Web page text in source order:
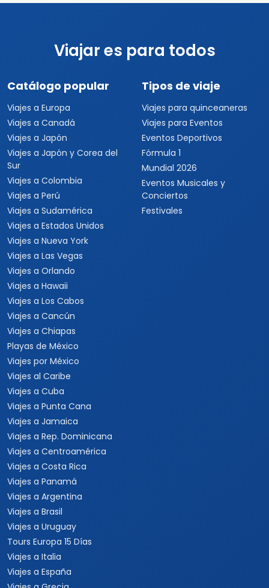
Viajar es para todos
Catálogo popular
Viajes a Europa
Viajes a Canadá
Viajes a Japón
Viajes a Japón y Corea del
Sur
Viajes a Colombia
Viajes a Perú
Viajes a Sudamérica
Viajes a Estados Unidos
Viajes a Nueva York
Viajes a Las Vegas
Viajes a Orlando
Viajes a Hawaii
Viajes a Los Cabos
Viajes a Cancún
Viajes a Chiapas
Playas de México
Viajes por México
Viajes al Caribe
Viajes a Cuba
Viajes a Punta Cana
Viajes a Jamaica
Viajes a Rep. Dominicana
Viajes a Centroamérica
Viajes a Costa Rica
Viajes a Panamá
Viajes a Argentina
Viajes a Brasil
Viajes a Uruguay
Tours Europa 15 Días
Viajes a Italia
Viajes a España
Tipos de viaje
Viajes para quinceaneras
Viajes para Eventos
Eventos Deportivos
Fórmula 1
Mundial 2026
Eventos Musicales y
Conciertos
Festivales